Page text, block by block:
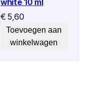
white 10 ml
€ 5,60
Toevoegen aan
winkelwagen